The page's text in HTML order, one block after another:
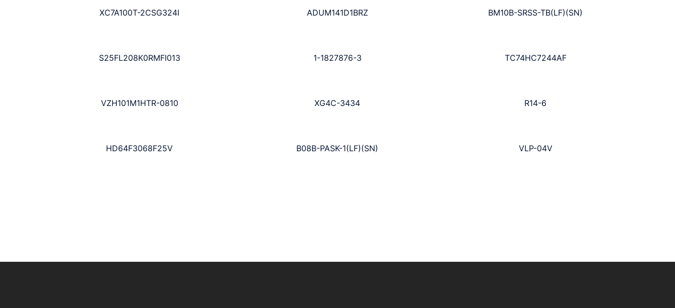
XC7A100T-2CSG324I ADUM141D1BRZ BM10B-SRSS-TB(LF)(SN)
S25FL208K0RMFI013 1-1827876-3 TC74HC7244AF
VZH101M1HTR-0810 XG4C-3434 R14-6
HD64F3068F25V B08B-PASK-1(LF)(SN) VLP-04V